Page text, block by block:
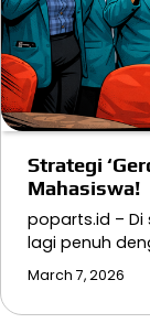
Strategi
Mahasiswa!
poparts.id – Di
lagi penuh
March 7, 2026